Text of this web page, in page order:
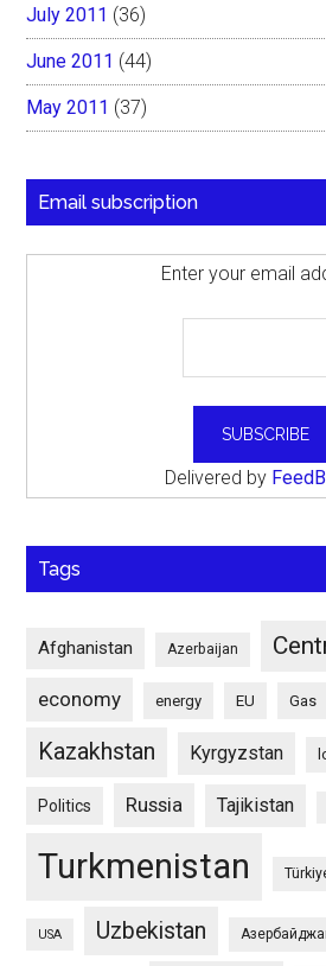
July 2011 (36)
June 2011 (44)
May 2011 (37)
Email subscription
Enter your email
Delivered by
Tags
Afghanistan Azerbaijan
economy energy EU Gas
Kazakhstan Kyrgyzstan
Politics Russia Tajikistan
Turkmenistan
USA Uzbekistan